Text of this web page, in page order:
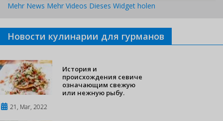
Mehr News Mehr Videos Dieses Widget holen
Новости кулинарии для гурманов
История и
происхождения севиче
означающим свежую
или нежную рыбу.
21, Mar, 2022